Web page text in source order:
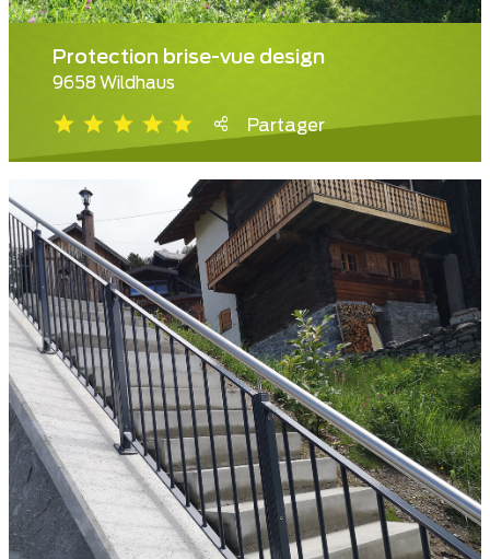
Protection brise-vue design
9658 Wildhaus
Partager